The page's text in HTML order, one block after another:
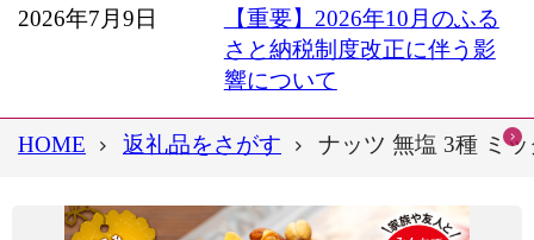
2026年7月9日
【重要】2026年10月のふる
さと納税制度改正に伴う影
響について
HOME 返礼品をさがす ナッツ 無塩 3種 ミ